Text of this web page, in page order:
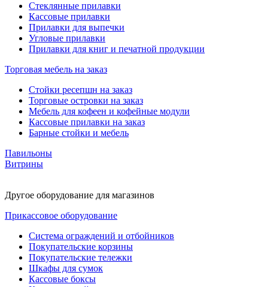
Стеклянные прилавки
Кассовые прилавки
Прилавки для выпечки
Угловые прилавки
Прилавки для книг и печатной продукции
Торговая мебель на заказ
Стойки ресепшн на заказ
Торговые островки на заказ
Мебель для кофеен и кофейные модули
Кассовые прилавки на заказ
Барные стойки и мебель
Павильоны
Витрины
Другое оборудование для магазинов
Прикассовое оборудование
Система ограждений и отбойников
Покупательские корзины
Покупательские тележки
Шкафы для сумок
Кассовые боксы